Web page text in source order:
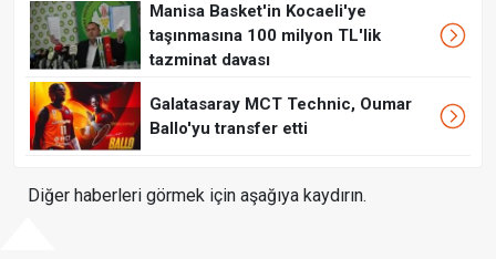
Manisa Basket'in Kocaeli'ye
taşınmasına 100 milyon TL'lik
tazminat davası
Galatasaray MCT Technic, Oumar
Ballo'yu transfer etti
Diğer haberleri görmek için aşağıya kaydırın.